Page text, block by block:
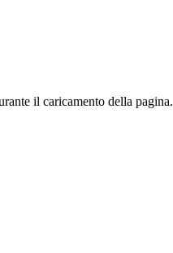
il caricamento della pagina.